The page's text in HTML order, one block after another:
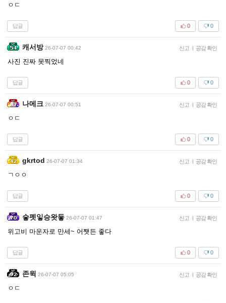
ㅇㄷ
답글 0
0
캐서방 26-07-07 00:42 신고 | 공감 확인
사진 진짜 못찍었네
답글 0
0
나메크 26-07-07 00:51 신고 | 공감 확인
ㅇㄷ
답글 0
0
gkrtod 26-07-07 01:34 신고 | 공감 확인
ㄱㅇㅇ
답글 0
0
슿펫잏승왓듷 26-07-07 01:47 신고 | 공감 확인
위고비 마운자로 만세~ 어쨋든 좋다
답글 0
0
존윅 26-07-07 05:05 신고 | 공감 확인
ㅇㄷ